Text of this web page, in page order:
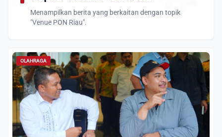
Menampilkan berita yang berkaitan dengan topik
"Venue PON Riau".
OLAHRAGA